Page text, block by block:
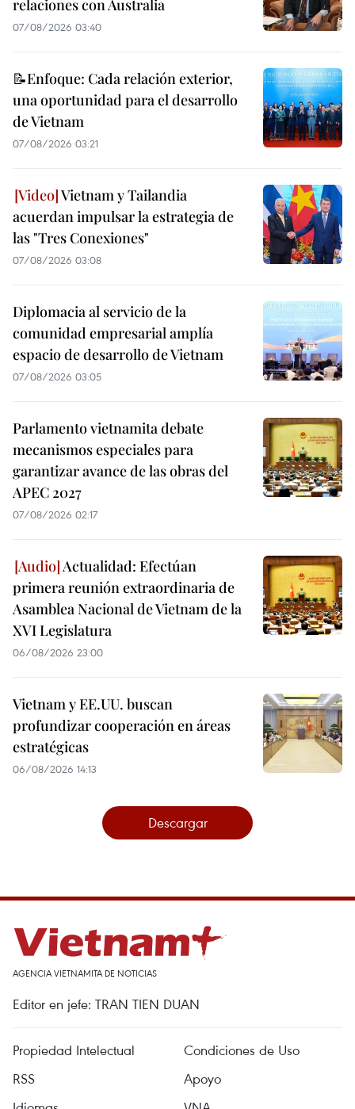
relaciones con Australia
07/08/2026 03:40
📝Enfoque: Cada relación exterior,
una oportunidad para el desarrollo
de Vietnam
07/08/2026 03:21
Vietnam y Tailandia
acuerdan impulsar la estrategia de
las "Tres Conexiones"
07/08/2026 03:08
Diplomacia al servicio de la
comunidad empresarial amplía
espacio de desarrollo de Vietnam
07/08/2026 03:05
Parlamento vietnamita debate
mecanismos especiales para
garantizar avance de las obras del
APEC 2027
07/08/2026 02:17
Actualidad: Efectúan
primera reunión extraordinaria de
Asamblea Nacional de Vietnam de la
XVI Legislatura
06/08/2026 23:00
Vietnam y EE.UU. buscan
profundizar cooperación en áreas
estratégicas
06/08/2026 14:13
Descargar
AGENCIA VIETNAMITA DE NOTICIAS
Editor en jefe: TRAN TIEN DUAN
Propiedad Intelectual
Condiciones de Uso
RSS
Apoyo